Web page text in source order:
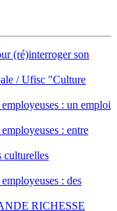
(ré)interroger son
/ Ufisc "Culture
: un emploi
: entre
culturelles
: des
RICHESSE